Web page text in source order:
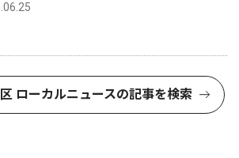
ローカルニュースの記事を検索